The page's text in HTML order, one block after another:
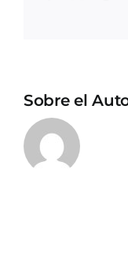
Sobre el